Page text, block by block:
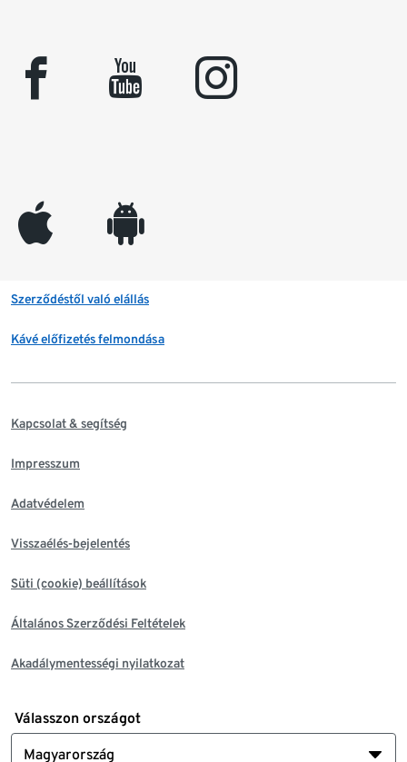
facebook youtube instagram
appleinc android
Szerződéstől való elállás
Kávé előfizetés felmondása
Kapcsolat & segítség
Impresszum
Adatvédelem
Visszaélés-bejelentés
Süti (cookie) beállítások
Általános Szerződési Feltételek
Akadálymentességi nyilatkozat
Válasszon országot
Magyarország